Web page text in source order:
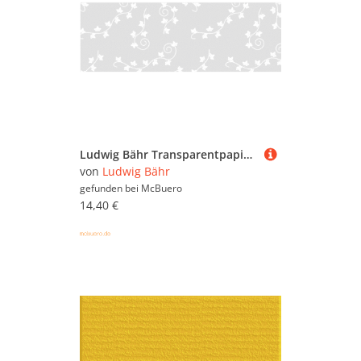
Ludwig Bähr Transparentpapier 115g/qm A4 VE=25 Blatt White Line Efeu
von Ludwig Bähr
gefunden bei McBuero
14,40 €